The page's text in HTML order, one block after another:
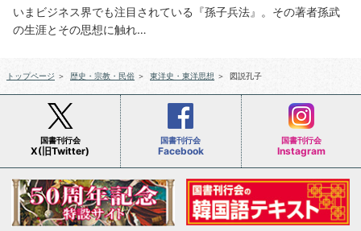
いまビジネス界でも注目されている『孫子兵法』。その著者孫武
の生涯とその思想に触れ…
トップページ ＞ 歴史・宗教・民俗 ＞ 東洋史・東洋思想 ＞ 図説孔子
国書刊行会
X(旧Twitter)
国書刊行会
Facebook
国書刊行会
Instagram